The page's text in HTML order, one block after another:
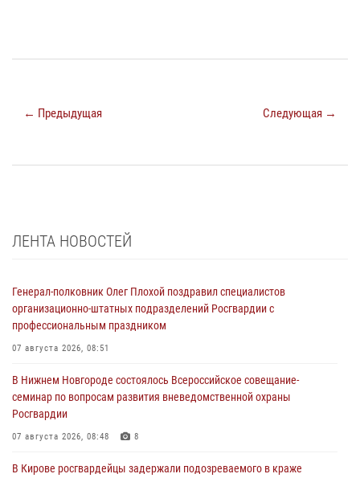
← Предыдущая Следующая →
ЛЕНТА НОВОСТЕЙ
Генерал-полковник Олег Плохой поздравил специалистов
организационно-штатных подразделений Росгвардии с
профессиональным праздником
07 августа 2026, 08:51
В Нижнем Новгороде состоялось Всероссийское совещание-
семинар по вопросам развития вневедомственной охраны
Росгвардии
07 августа 2026, 08:48 8
В Кирове росгвардейцы задержали подозреваемого в краже